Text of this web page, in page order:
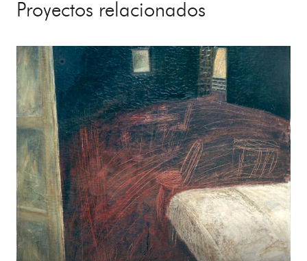
Proyectos relacionados